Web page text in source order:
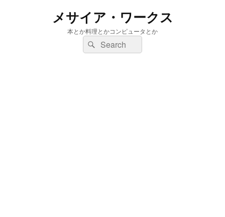
メサイア・ワークス
本とか料理とかコンピュータとか
検
索:
検
索